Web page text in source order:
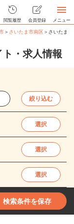
閲覧履歴 会員登録 メニュー
＞ さいたま市南区＞ さいたま
・求人情報
絞り込む
選択
選択
選択
検索条件を保存